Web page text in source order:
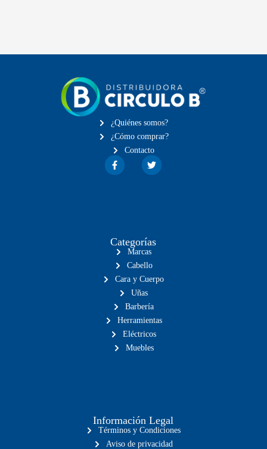
¿Quiénes somos?
¿Cómo comprar?
Contacto
Categorías
Marcas
Cabello
Cara y Cuerpo
Uñas
Barbería
Herramientas
Eléctricos
Muebles
Información Legal
Términos y Condiciones
Aviso de privacidad